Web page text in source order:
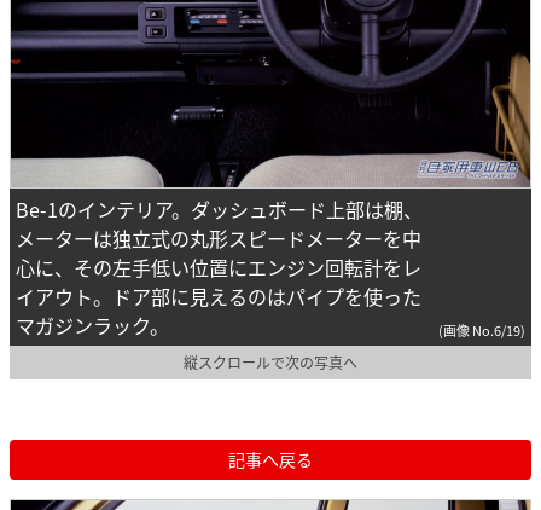
Be-1のインテリア。ダッシュボード上部は棚、
メーターは独立式の丸形スピードメーターを中
心に、その左手低い位置にエンジン回転計をレ
イアウト。ドア部に見えるのはパイプを使った
マガジンラック。
(画像 No.6/19)
縦スクロールで次の写真へ
記事へ戻る